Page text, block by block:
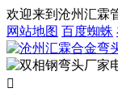
欢迎来到沧州汇霖
网站地图 百度蜘蛛
